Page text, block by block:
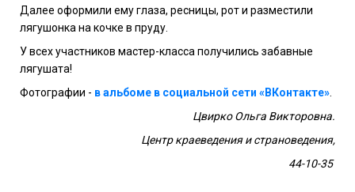
Далее оформили ему глаза, ресницы, рот и разместили
лягушонка на кочке в пруду.
У всех участников мастер-класса получились забавные
лягушата!
Фотографии - в альбоме в социальной сети «ВКонтакте»
Цвирко Ольга Викторовна.
Центр краеведения и страноведения,
44-10-35